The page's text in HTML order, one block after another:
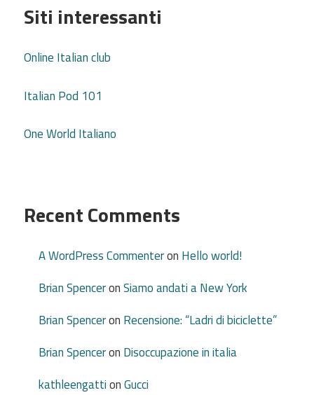
Siti interessanti
Online Italian club
Italian Pod 101
One World Italiano
Recent Comments
A WordPress Commenteron Hello world!
Brian SpenceronSiamo andati a New York
Brian Spenceron Recensione: “Ladri di biciclette”
Brian Spenceron Disoccupazione in italia
kathleengattionGucci